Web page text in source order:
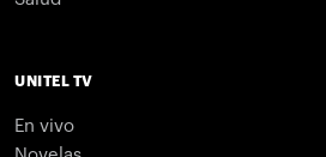
UNITEL TV
En vivo